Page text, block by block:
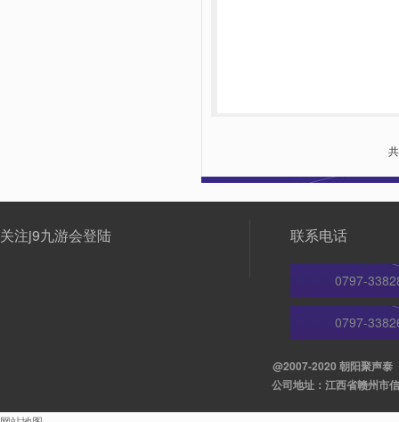
共
关注j9九游会登陆 联系电话
0797-
0797-
@2007-2020 朝阳聚声泰
公司地址：江西省赣州市